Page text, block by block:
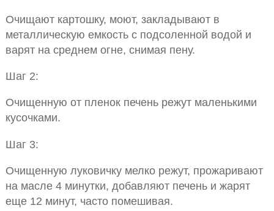
Очищают картошку, моют, закладывают в
металлическую емкость с подсоленной водой и
варят на среднем огне, снимая пену.
Шаг 2:
Очищенную от пленок печень режут маленькими
кусочками.
Шаг 3:
Очищенную луковичку мелко режут, прожаривают
на масле 4 минутки, добавляют печень и жарят
еще 12 минут, часто помешивая.